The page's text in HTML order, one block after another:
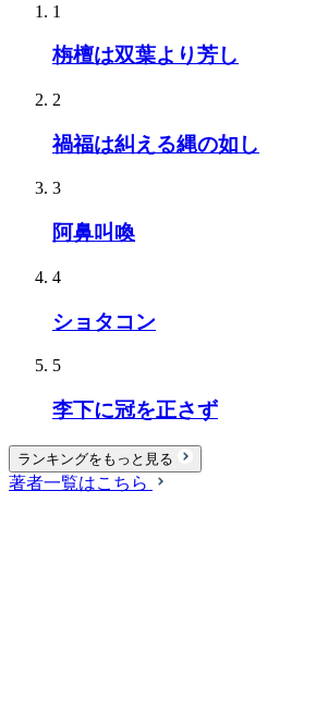
1
栴檀は双葉より芳し
2
禍福は糾える縄の如し
3
阿鼻叫喚
4
ショタコン
5
李下に冠を正さず
ランキングをもっと見る
著者一覧はこちら